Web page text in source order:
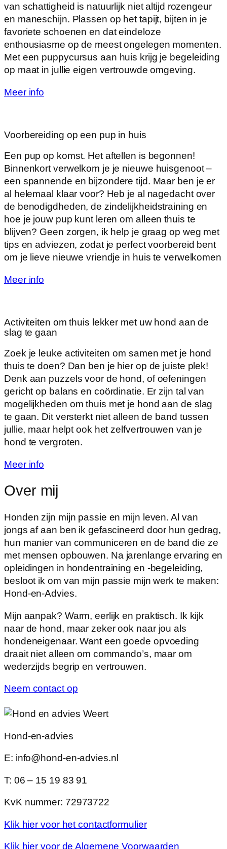
van schattigheid is natuurlijk niet altijd rozengeur
en maneschijn. Plassen op het tapijt, bijten in je
favoriete schoenen en dat eindeloze
enthousiasme op de meest ongelegen momenten.
Met een puppycursus aan huis krijg je begeleiding
op maat in jullie eigen vertrouwde omgeving.
Meer info
Voorbereiding op een pup in huis
Een pup op komst. Het aftellen is begonnen!
Binnenkort verwelkom je je nieuwe huisgenoot –
een spannende en bijzondere tijd. Maar ben je er
al helemaal klaar voor? Heb je al nagedacht over
de benodigdheden, de zindelijkheidstraining en
hoe je jouw pup kunt leren om alleen thuis te
blijven? Geen zorgen, ik help je graag op weg met
tips en adviezen, zodat je perfect voorbereid bent
om je lieve nieuwe vriendje in huis te verwelkomen
Meer info
Activiteiten om thuis lekker met uw hond aan de
slag te gaan
Zoek je leuke activiteiten om samen met je hond
thuis te doen? Dan ben je hier op de juiste plek!
Denk aan puzzels voor de hond, of oefeningen
gericht op balans en coördinatie. Er zijn tal van
mogelijkheden om thuis met je hond aan de slag
te gaan. Dit versterkt niet alleen de band tussen
jullie, maar helpt ook het zelfvertrouwen van je
hond te vergroten.
Meer info
Over mij
Honden zijn mijn passie en mijn leven. Al van
jongs af aan ben ik gefascineerd door hun gedrag,
hun manier van communiceren en de band die ze
met mensen opbouwen. Na jarenlange ervaring en
opleidingen in hondentraining en -begeleiding,
besloot ik om van mijn passie mijn werk te maken:
Hond-en-Advies.
Mijn aanpak? Warm, eerlijk en praktisch. Ik kijk
naar de hond, maar zeker ook naar jou als
hondeneigenaar. Want een goede opvoeding
draait niet alleen om commando’s, maar om
wederzijds begrip en vertrouwen.
Neem contact op
Hond-en-advies
E: info@hond-en-advies.nl
T: 06 – 15 19 83 91
KvK nummer: 72973722
Klik hier voor het contactformulier
Klik hier voor de Algemene Voorwaarden